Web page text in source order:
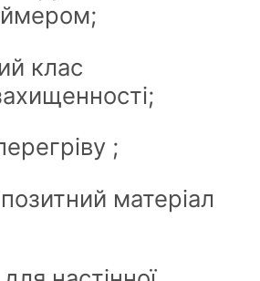
клас
;
матеріал